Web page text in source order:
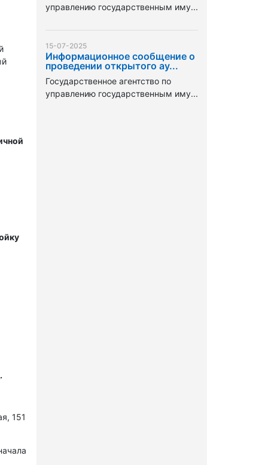
151
управлению государственным иму...
15-07-2025
Информационное сообщение о
проведении открытого ау...
Государственное агентство по
управлению государственным иму...